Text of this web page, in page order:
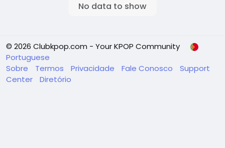
No data to show
© 2026 Clubkpop.com - Your KPOP Community
Portuguese
Sobre
Termos Privacidade Fale Conosco
Support
Center
Diretório